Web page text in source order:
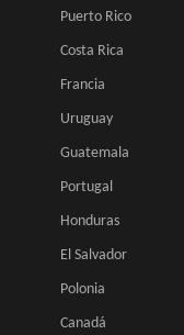
Puerto Rico
Costa Rica
Francia
Uruguay
Guatemala
Portugal
Honduras
El Salvador
Polonia
Canadá